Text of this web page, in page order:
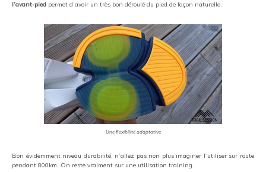
l’avant-pied permet d’avoir un très bon déroulé du pied de façon naturelle.
Une flexibilité adaptative
Bon évidemment niveau durabilité, n’allez pas non plus imaginer l’utiliser sur route
pendant 800km. On reste vraiment sur une utilisation training.